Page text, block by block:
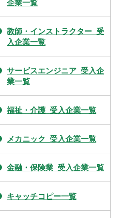
企業一覧
教師・インストラクター_受
入企業一覧
サービスエンジニア_受入企
業一覧
福祉・介護_受入企業一覧
メカニック_受入企業一覧
金融・保険業_受入企業一覧
キャッチコピー一覧